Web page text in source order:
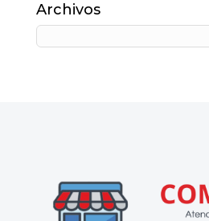
Archivos